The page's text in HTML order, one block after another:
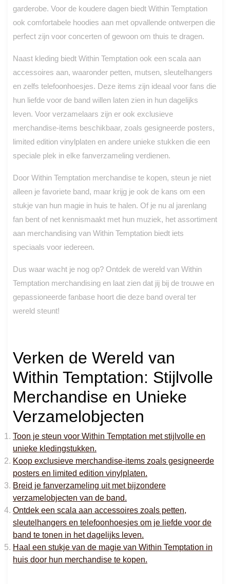
garderobe. Voor de koudere dagen biedt Within Temptation
ook comfortabele hoodies aan met opvallende ontwerpen die
perfect zijn voor concerten of gewoon om thuis te dragen.
Naast kleding biedt Within Temptation ook een scala aan
accessoires aan, waaronder petten, mutsen, sleutelhangers
en zelfs telefoonhoesjes. Deze items zijn ideaal voor fans die
hun liefde voor de band willen laten zien in hun dagelijks
leven. Voor verzamelaars zijn er ook exclusieve
merchandise-items beschikbaar, zoals gesigneerde posters,
limited edition vinylplaten en andere unieke stukken die een
speciale plek in elke fanverzameling verdienen.
Door Within Temptation merchandise te kopen, steun je niet
alleen je favoriete band, maar krijg je ook de kans om een
stukje van hun magie in huis te halen. Of je nu al jarenlang
fan bent of net kennismaakt met hun muziek, het assortiment
aan merchandising van Within Temptation biedt iets
speciaals voor iedereen.
Dus waar wacht je nog op? Ontdek de wereld van Within
Temptation merchandising en laat zien dat jij bij de trouwe en
gepassioneerde fanbase hoort die deze band overal ter
wereld steunt!
Verken de Wereld van
Within Temptation: Stijlvolle
Merchandise en Unieke
Verzamelobjecten
Toon je steun voor Within Temptation met stijlvolle en
unieke kledingstukken.
Koop exclusieve merchandise-items zoals gesigneerde
posters en limited edition vinylplaten.
Breid je fanverzameling uit met bijzondere
verzamelobjecten van de band.
Ontdek een scala aan accessoires zoals petten,
sleutelhangers en telefoonhoesjes om je liefde voor de
band te tonen in het dagelijks leven.
Haal een stukje van de magie van Within Temptation in
huis door hun merchandise te kopen.